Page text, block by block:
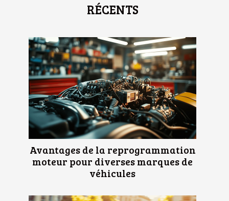
RÉCENTS
Avantages de la reprogrammation
moteur pour diverses marques de
véhicules